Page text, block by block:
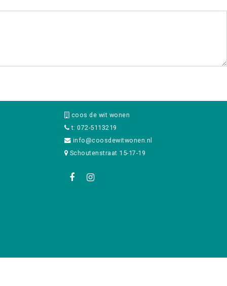
coos de wit wonen
t: 072-5113219
info@coosdewitwonen.nl
Schoutenstraat 15-17-19